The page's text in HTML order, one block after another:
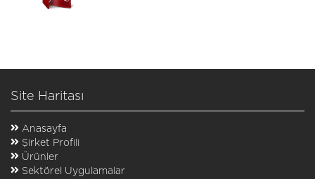
Site Haritası
Anasayfa
Şirket Profili
Ürünler
Sektörel Uygulamalar